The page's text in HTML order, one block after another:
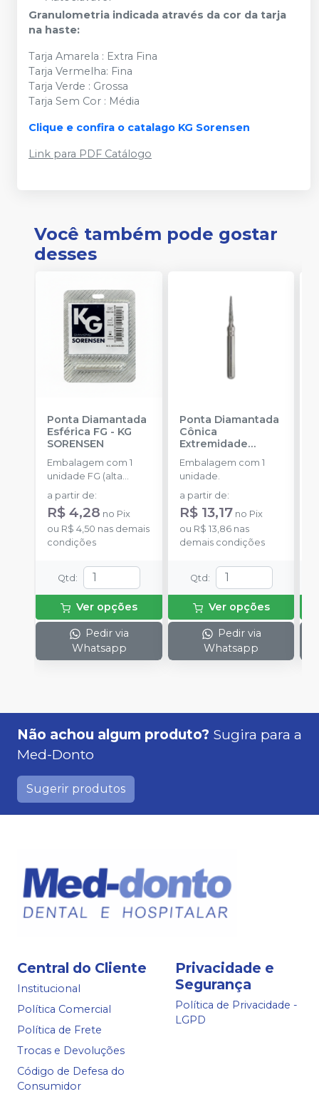
Granulometria indicada através da cor da tarja
na haste:
Tarja Amarela : Extra Fina
Tarja Vermelha: Fina
Tarja Verde : Grossa
Tarja Sem Cor : Média
Clique e confira o catalago KG Sorensen
Link para PDF Catálogo
Você também pode gostar
desses
Ponta Diamantada
Esférica FG - KG
SORENSEN
Embalagem com 1
unidade FG (alta
rotação).
a partir de:
R$ 4,28 no Pix
ou R$ 4,50 nas demais
condições
Qtd :
Ver opções
Pedir via
Whatsapp
Ponta Diamantada
Cônica
Extremidade
Arredondada FG
KG SORENSEN
Embalagem com 1
unidade.
a partir de:
R$ 13,17 no Pix
ou R$ 13,86nas
demais condições
Qtd :
Ver opções
Pedir via
Whatsapp
Não achou algum produto? Sugira para a
Med-Donto
Sugerir produtos
Central do Cliente
Institucional
Política Comercial
Política de Frete
Trocas e Devoluções
Código de Defesa do
Consumidor
Privacidade e
Segurança
Política de Privacidade -
LGPD